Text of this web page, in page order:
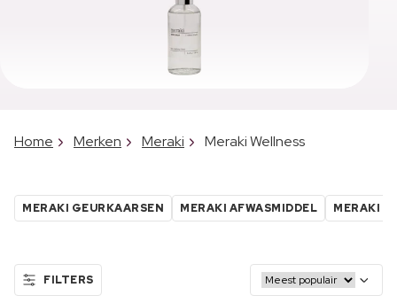
Home Merken Meraki Meraki Wellness
MERAKI GEURKAARSEN MERAKI AFWASMIDDEL MERAKI
FILTERS